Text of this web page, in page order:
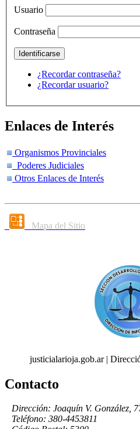
Usuario
Contraseña
¿Recordar contraseña?
¿Recordar usuario?
Enlaces de Interés
Organismos Provinciales
Poderes Judiciales
Otros Enlaces de Interés
Mapa del Sitio
justicialarioja.gob.ar |
Contacto
Dirección: Joaquín V. González,
Teléfono: 380-4453811